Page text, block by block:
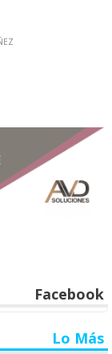
Facebook
Lo Más